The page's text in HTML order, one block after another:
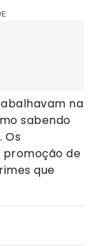
na
sabendo
Os
de
que